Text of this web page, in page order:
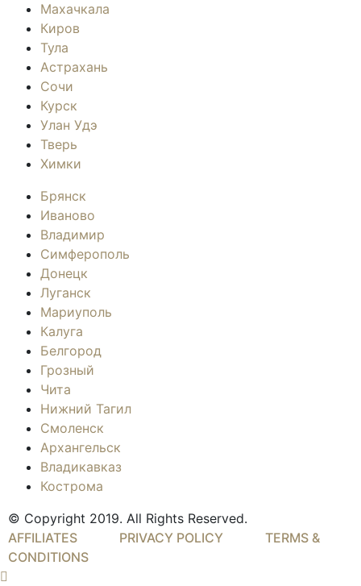
Махачкала
Киров
Тула
Астрахань
Сочи
Курск
Улан Удэ
Тверь
Химки
Брянск
Иваново
Владимир
Симферополь
Донецк
Луганск
Мариуполь
Калуга
Белгород
Грозный
Чита
Нижний Тагил
Смоленск
Архангельск
Владикавказ
Кострома
© Copyright 2019. All Rights Reserved.
AFFILIATES
PRIVACY POLICY
TERMS &
CONDITIONS